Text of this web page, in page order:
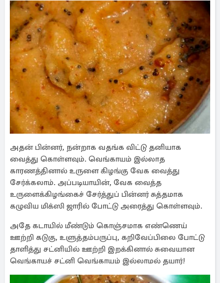
அதன் பின்னர், நன்றாக வதங்க விட்டு தனியாக
வைத்து கொள்ளவும். வெங்காயம் இல்லாத
காரணத்தினால் உருளை கிழங்கு வேக வைத்து
சேர்க்கலாம். அப்படியாயின், வேக வைத்த
உருளைக்கிழங்கைச் சேர்த்துப் பின்னர் சுத்தமாக
கழுவிய மிக்ஸி ஜாரில் போட்டு அரைத்து கொள்ளவும்.
அதே கடாயில் மீண்டும் கொஞ்சமாக எண்ணெய்
ஊற்றி கடுகு, உளுத்தம்பருப்பு, கறிவேப்பிலை போட்டு
தாளித்து சட்னியில் ஊற்றி இறக்கினால் சுவையான
வெங்காயச் சட்னி வெங்காயம் இல்லாமல் தயார்!